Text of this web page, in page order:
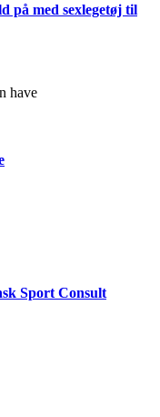
på med sexlegetøj til
Sport Consult